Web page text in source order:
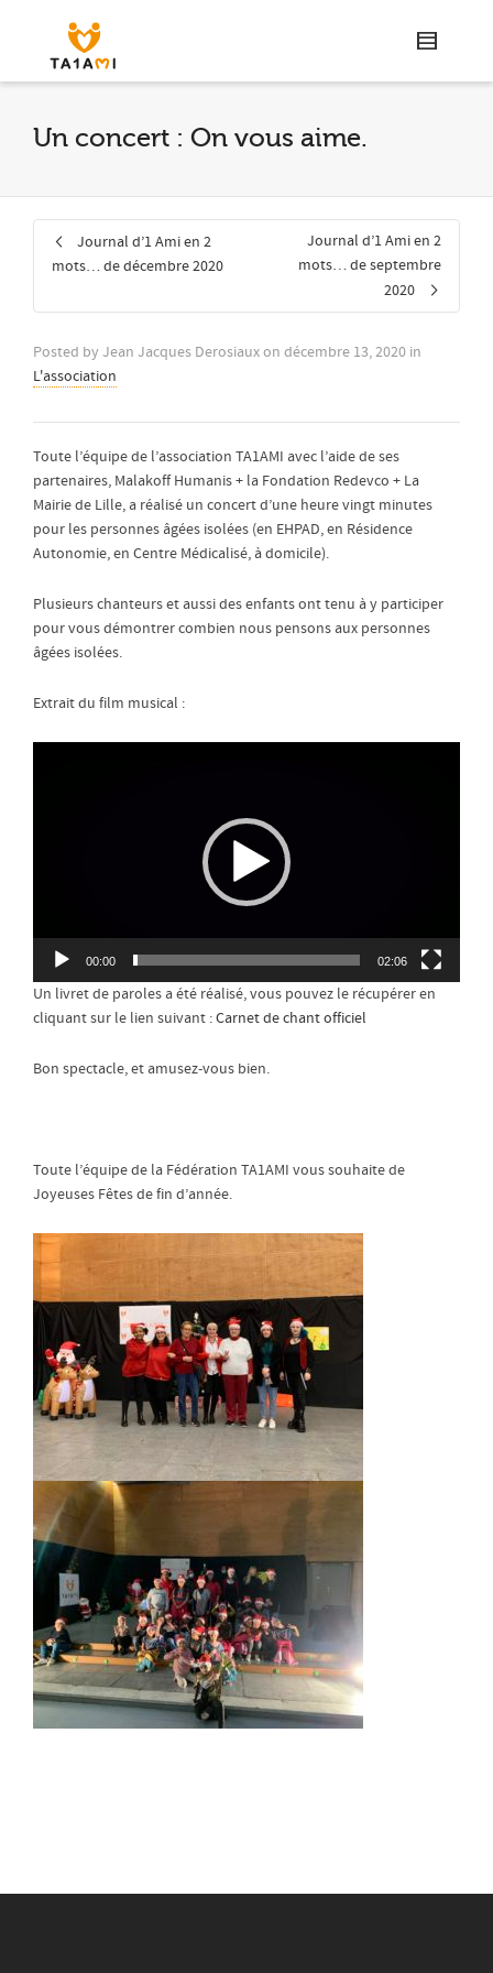
Un concert : On vous aime.
Journal d’1 Ami en 2
mots… de décembre 2020
Journal d’1 Ami en 2
mots… de septembre
2020
Posted by Jean Jacques Derosiauxon décembre 13, 2020 in
L'association
Toute l’équipe de l’association TA1AMI avec l’aide de ses
partenaires, Malakoff Humanis + la Fondation Redevco + La
Mairie de Lille, a réalisé un concert d’une heure vingt minutes
pour les personnes âgées isolées (en EHPAD, en Résidence
Autonomie, en Centre Médicalisé, à domicile).
Plusieurs chanteurs et aussi des enfants ont tenu à y participer
pour vous démontrer combien nous pensons aux personnes
âgées isolées.
Extrait du film musical :
00:00 02:06
Un livret de paroles a été réalisé, vous pouvez le récupérer en
cliquant sur le lien suivant :Carnet de chant officiel
Bon spectacle, et amusez-vous bien.
Toute l’équipe de la Fédération TA1AMI vous souhaite de
Joyeuses Fêtes de fin d’année.